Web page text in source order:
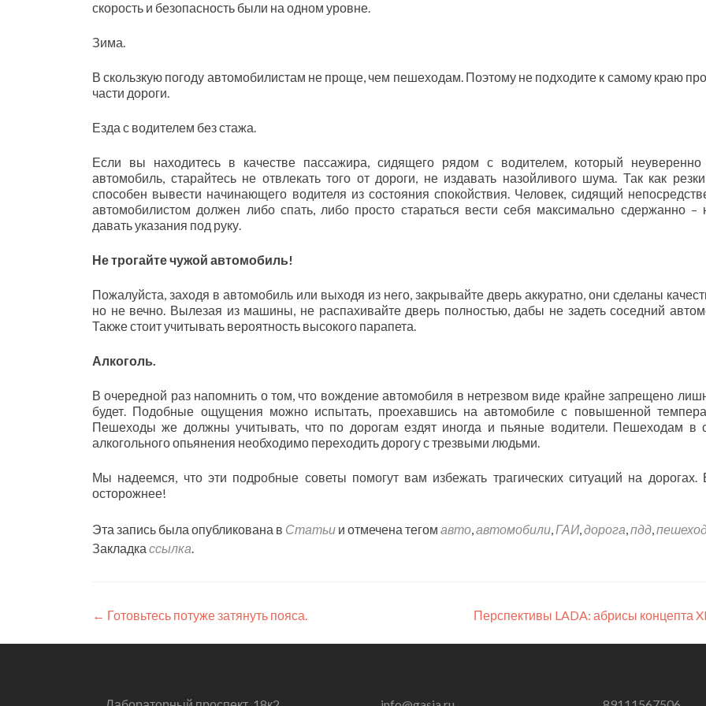
скорость и безопасность были на одном уровне.
Зима.
В скользкую погоду автомобилистам не проще, чем пешеходам. Поэтому не подходите к самому краю
части дороги.
Езда с водителем без стажа.
Если вы находитесь в качестве пассажира, сидящего рядом с водителем, который неуверенно
автомобиль, старайтесь не отвлекать того от дороги, не издавать назойливого шума. Так как
способен вывести начинающего водителя из состояния спокойствия. Человек, сидящий
автомобилистом должен либо спать, либо просто стараться вести себя максимально сдержанно –
давать указания под руку.
Не трогайте чужой автомобиль!
Пожалуйста, заходя в автомобиль или выходя из него, закрывайте дверь аккуратно, они сделаны
но не вечно. Вылезая из машины, не распахивайте дверь полностью, дабы не задеть соседний
Также стоит учитывать вероятность высокого парапета.
Алкоголь.
В очередной раз напомнить о том, что вождение автомобиля в нетрезвом виде крайне запрещено
будет. Подобные ощущения можно испытать, проехавшись на автомобиле с повышенной
Пешеходы же должны учитывать, что по дорогам ездят иногда и пьяные водители. Пешеходам в
алкогольного опьянения необходимо переходить дорогу с трезвыми людьми.
Мы надеемся, что эти подробные советы помогут вам избежать трагических ситуаций на дорогах.
осторожнее!
Эта запись была опубликована в Статьи и отмечена тегом авто,автомобили,ГАИ,дорога,пдд,
Закладка ссылка.
Навигация
по
← Готовьтесь потуже затянуть пояса. Перспективы LADA: абрисы концепта